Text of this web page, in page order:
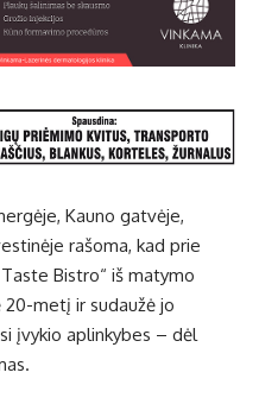
Kauno gatvėje,
rašoma, kad prie
Bistro“ iš matymo
metį ir sudaužė jo
įvykio aplinkybes – dėl